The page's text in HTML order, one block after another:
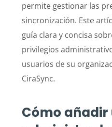
permite gestionar las
sincronización. Este
guía clara y concisa
privilegios
usuarios de su
CiraSync.
Cómo añadir